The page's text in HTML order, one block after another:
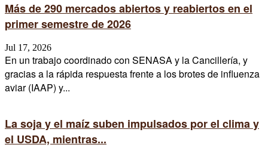
Más de 290 mercados abiertos y reabiertos en el
primer semestre de 2026
Jul 17, 2026
En un trabajo coordinado con SENASA y la Cancillería, y
gracias a la rápida respuesta frente a los brotes de influenza
aviar (IAAP) y...
La soja y el maíz suben impulsados por el clima y
el USDA, mientras...